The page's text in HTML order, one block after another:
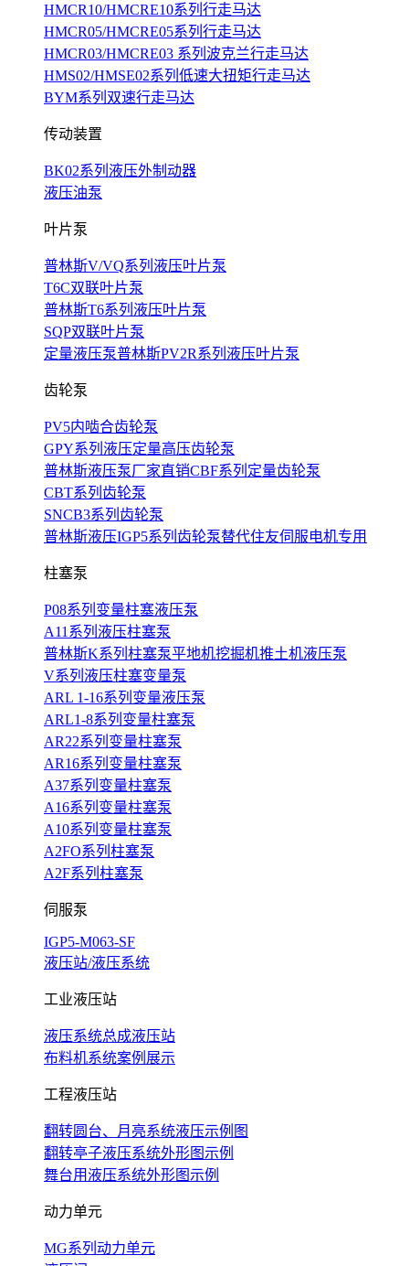
HMCR10/HMCRE10系列行走马达
HMCR05/HMCRE05系列行走马达
HMCR03/HMCRE03 系列波克兰行走马达
HMS02/HMSE02系列低速大扭矩行走马达
BYM系列双速行走马达
传动装置
BK02系列液压外制动器
液压油泵
叶片泵
普林斯V/VQ系列液压叶片泵
T6C双联叶片泵
普林斯T6系列液压叶片泵
SQP双联叶片泵
定量液压泵普林斯PV2R系列液压叶片泵
齿轮泵
PV5内啮合齿轮泵
GPY系列液压定量高压齿轮泵
普林斯液压泵厂家直销CBF系列定量齿轮泵
CBT系列齿轮泵
SNCB3系列齿轮泵
普林斯液压IGP5系列齿轮泵替代住友伺服电机专用
柱塞泵
P08系列变量柱塞液压泵
A11系列液压柱塞泵
普林斯K系列柱塞泵平地机挖掘机推土机液压泵
V系列液压柱塞变量泵
ARL 1-16系列变量液压泵
ARL1-8系列变量柱塞泵
AR22系列变量柱塞泵
AR16系列变量柱塞泵
A37系列变量柱塞泵
A16系列变量柱塞泵
A10系列变量柱塞泵
A2FO系列柱塞泵
A2F系列柱塞泵
伺服泵
IGP5-M063-SF
液压站/液压系统
工业液压站
液压系统总成液压站
布料机系统案例展示
工程液压站
翻转圆台、月亮系统液压示例图
翻转亭子液压系统外形图示例
舞台用液压系统外形图示例
动力单元
MG系列动力单元